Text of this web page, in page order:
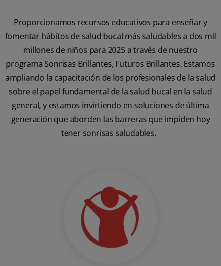
Proporcionamos recursos educativos para enseñar y
fomentar hábitos de salud bucal más saludables a dos mil
millones de niños para 2025 a través de nuestro
programa Sonrisas Brillantes, Futuros Brillantes. Estamos
ampliando la capacitación de los profesionales de la salud
sobre el papel fundamental de la salud bucal en la salud
general, y estamos invirtiendo en soluciones de última
generación que aborden las barreras que impiden hoy
tener sonrisas saludables.